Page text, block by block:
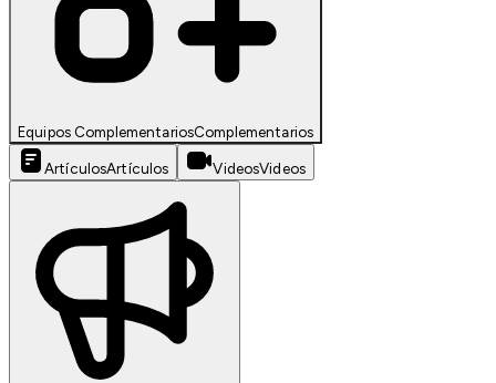
Equipos ComplementariosComplementarios
ArtículosArtículos VideosVideos